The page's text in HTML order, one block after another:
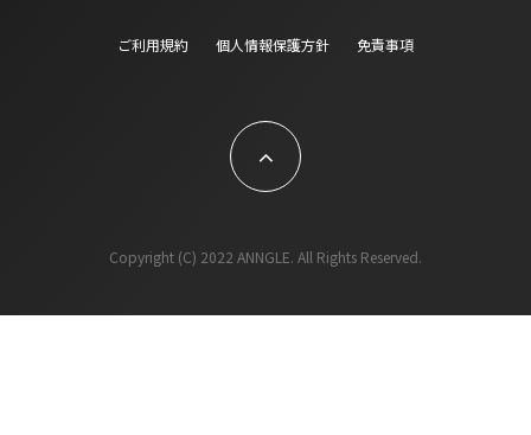
ご利用規約 個人情報保護方針 免責事項
Copyright (C) 2022 ANNGLE. All Rights Reserved.